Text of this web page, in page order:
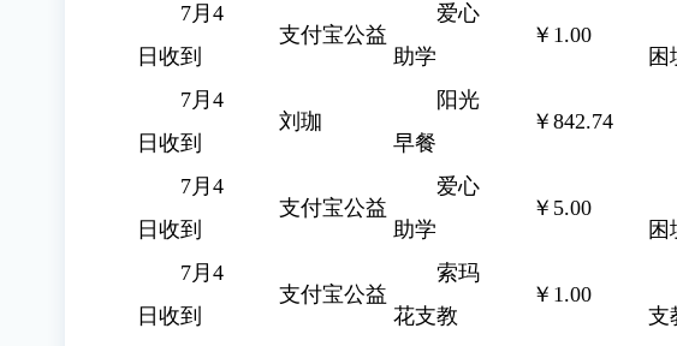
7月4
日收到
支付宝公益
爱心
助学
￥1.00
困
7月4
日收到
刘珈
阳光
早餐
￥842.74
7月4
日收到
支付宝公益
爱心
助学
￥5.00
困
7月4
日收到
支付宝公益
索玛
花支教
￥1.00
支